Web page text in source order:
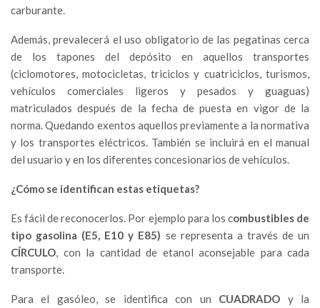
carburante.
Además, prevalecerá el uso obligatorio de las pegatinas cerca
de los tapones del depósito en aquellos transportes
(ciclomotores, motocicletas, triciclos y cuatriciclos, turismos,
vehículos comerciales ligeros y pesados y guaguas)
matriculados después de la fecha de puesta en vigor de la
norma. Quedando exentos aquellos previamente a la normativa
y los transportes eléctricos. También se incluirá en el manual
del usuario y en los diferentes concesionarios de vehículos.
¿Cómo se identifican estas etiquetas?
Es fácil de reconocerlos. Por ejemplo para los combustibles de
tipo gasolina (E5, E10 y E85) se representa a través de un
CÍRCULO, con la cantidad de etanol aconsejable para cada
transporte.
Para el gasóleo, se identifica con un CUADRADO y la